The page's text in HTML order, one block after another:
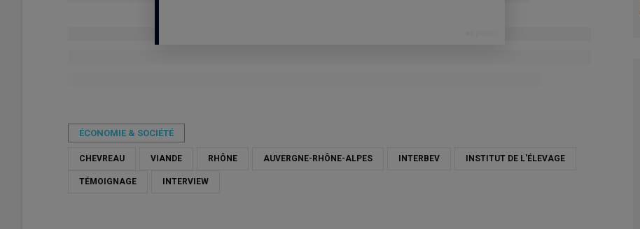
ÉCONOMIE & SOCIÉTÉ
CHEVREAU VIANDE RHÔNE AUVERGNE-RHÔNE-ALPES INTERBEV INSTITUT DE L'ÉLEVAGE
TÉMOIGNAGE INTERVIEW